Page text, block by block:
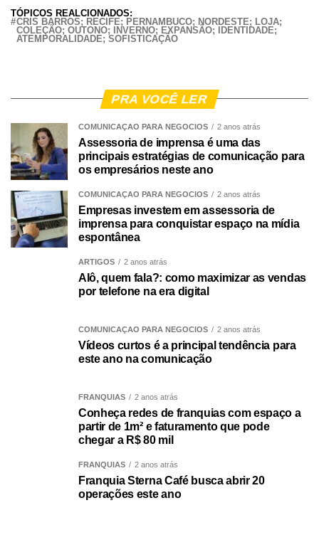
TÓPICOS REALCIONADOS:
CRIS BARROS; RECIFE; PERNAMBUCO; NORDESTE; LOJA;
COLEÇÃO; OUTONO; INVERNO; EXPANSÃO; IDENTIDADE;
ATEMPORALIDADE; SOFISTICAÇÃO
PRA VOCÊ LER
COMUNICAÇÃO PARA NEGÓCIOS 2 anos atrás
Assessoria de imprensa é uma das
principais estratégias de comunicação para
os empresários neste ano
COMUNICAÇÃO PARA NEGÓCIOS 2 anos atrás
Empresas investem em assessoria de
imprensa para conquistar espaço na mídia
espontânea
ARTIGOS 2 anos atrás
Alô, quem fala?: como maximizar as vendas
por telefone na era digital
COMUNICAÇÃO PARA NEGÓCIOS 2 anos atrás
Vídeos curtos é a principal tendência para
este ano na comunicação
FRANQUIAS 2 anos atrás
Conheça redes de franquias com espaço a
partir de 1m² e faturamento que pode
chegar a R$ 80 mil
FRANQUIAS 2 anos atrás
Franquia Sterna Café busca abrir 20
operações este ano